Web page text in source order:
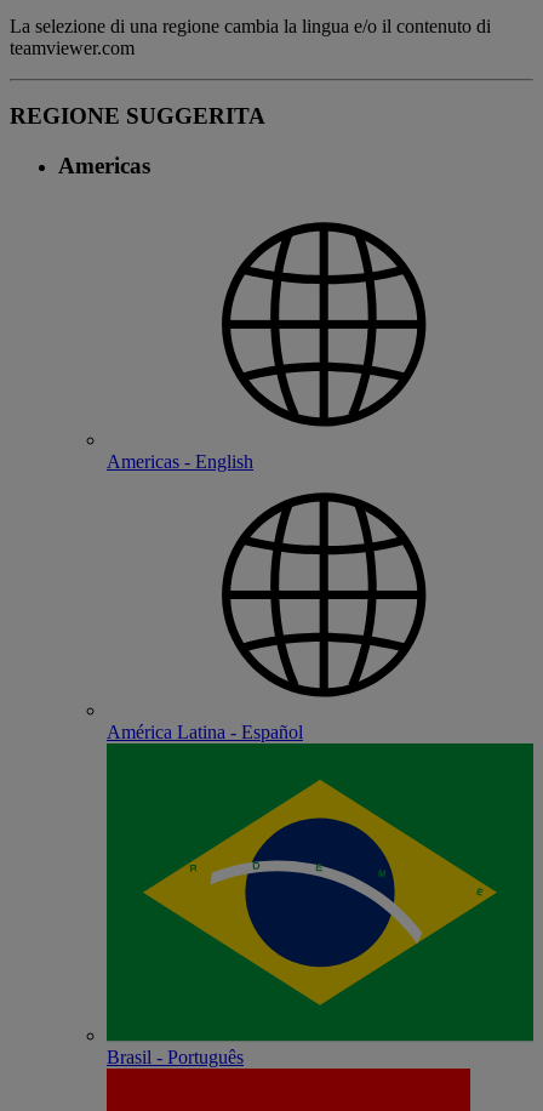
La selezione di una regione cambia la lingua e/o il contenuto di
teamviewer.com
REGIONE SUGGERITA
Americas
Americas - English
América Latina - Español
Brasil - Português